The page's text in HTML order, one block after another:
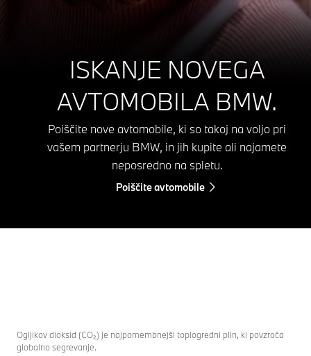
ISKANJE NOVEGA
AVTOMOBILA BMW.
Poiščite nove avtomobile, ki so takoj na voljo pri
vašem partnerju BMW, in jih kupite ali najamete
neposredno na spletu.
Poiščite avtomobile
Ogljikov dioksid (CO₂) je najpomembnejši toplogredni plin, ki povzroča
globalno segrevanje.